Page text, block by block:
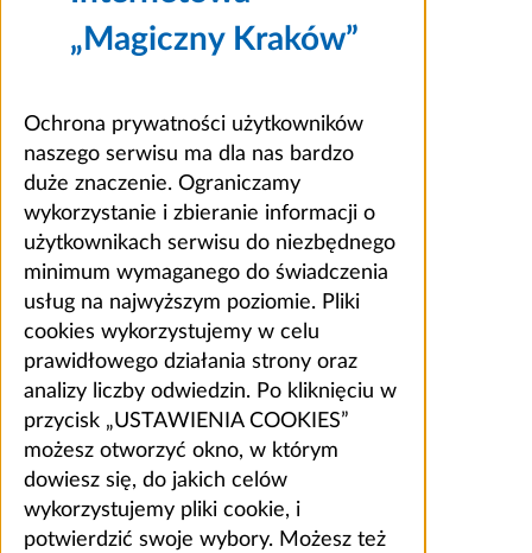
„Magiczny Kraków”
Ochrona prywatności użytkowników
naszego serwisu ma dla nas bardzo
duże znaczenie. Ograniczamy
wykorzystanie i zbieranie informacji o
użytkownikach serwisu do niezbędnego
minimum wymaganego do świadczenia
usług na najwyższym poziomie. Pliki
cookies wykorzystujemy w celu
prawidłowego działania strony oraz
analizy liczby odwiedzin. Po kliknięciu w
przycisk „USTAWIENIA COOKIES”
możesz otworzyć okno, w którym
dowiesz się, do jakich celów
wykorzystujemy pliki cookie, i
potwierdzić swoje wybory. Możesz też